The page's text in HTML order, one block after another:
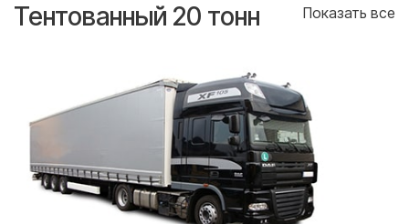
Тентованный 20 тонн Показать все